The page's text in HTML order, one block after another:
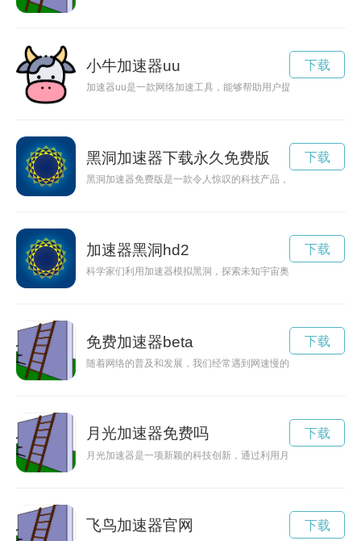
小牛加速器uu
加速器uu是一款网络加速工具，能够帮助用户提升网络速度，
下载
黑洞加速器下载永久免费版
黑洞加速器免费版是一款令人惊叹的科技产品，可以帮助用户
下载
加速器黑洞hd2
科学家们利用加速器模拟黑洞，探索未知宇宙奥秘。
下载
免费加速器beta
随着网络的普及和发展，我们经常遇到网速慢的情况，导致我
下载
月光加速器免费吗
月光加速器是一项新颖的科技创新，通过利用月光的能量实现
下载
飞鸟加速器官网 下载